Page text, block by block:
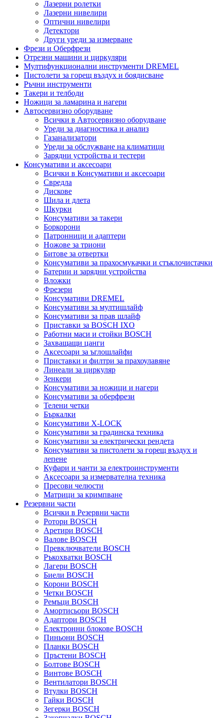
Лазерни ролетки
Лазерни нивелири
Оптични нивелири
Детектори
Други уреди за измерване
Фрези и Оберфрези
Отрезни машини и циркуляри
Мултифункционални инструменти DREMEL
Пистолети за горещ въздух и боядисване
Ръчни инструменти
Такери и телбоди
Ножици за ламарина и нагери
Автосервизно оборудване
Всички в Автосервизно оборудване
Уреди за диагностика и анализ
Газанализатори
Уреди за обслужване на климатици
Зарядни устройства и тестери
Консумативи и аксесоари
Всички в Консумативи и аксесоари
Свредла
Дискове
Шила и длета
Шкурки
Консумативи за такери
Боркорони
Патронници и адаптери
Ножове за триони
Битове за отвертки
Консумативи за прахосмукачки и стъклочистачки
Батерии и зарядни устройства
Вложки
Фрезери
Консумативи DREMEL
Консумативи за мултишлайф
Консумативи за прав шлайф
Приставки за BOSCH IXO
Работни маси и стойки BOSCH
Захващащи цанги
Аксесоари за ъглошлайфи
Приставки и филтри за прахоулавяне
Линеали за циркуляр
Зенкери
Консумативи за ножици и нагери
Консумативи за оберфрези
Телени четки
Бъркалки
Консумативи X-LOCK
Консумативи за градинска техника
Консумативи за електрически рендета
Консумативи за пистолети за горещ въздух и
лепене
Куфари и чанти за електроинструменти
Аксесоари за измервателна техника
Пресови челюсти
Матрици за кримпване
Резервни части
Всички в Резервни части
Ротори BOSCH
Аретири BOSCH
Валове BOSCH
Превключватели BOSCH
Ръкохватки BOSCH
Лагери BOSCH
Биели BOSCH
Корони BOSCH
Четки BOSCH
Ремъци BOSCH
Амортисьори BOSCH
Адаптори BOSCH
Електронни блокове BOSCH
Пиньони BOSCH
Планки BOSCH
Пръстени BOSCH
Болтове BOSCH
Винтове BOSCH
Вентилатори BOSCH
Втулки BOSCH
Гайки BOSCH
Зегерки BOSCH